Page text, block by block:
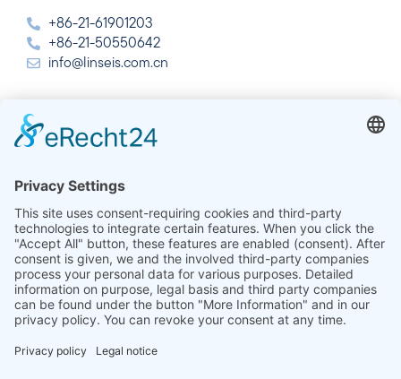
+86-21-61901203
+86-21-50550642
info@linseis.com.cn
Hindistan
Plot 65, 2nd Floor, Sai Enclave,
+91-11-42883851
sales@linseis.in